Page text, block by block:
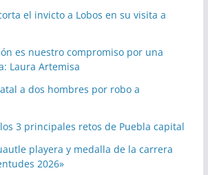
el invicto a Lobos en su visita a
es nuestro compromiso por una
Laura Artemisa
a dos hombres por robo a
3 principales retos de Puebla capital
playera y medalla de la carrera
2026»